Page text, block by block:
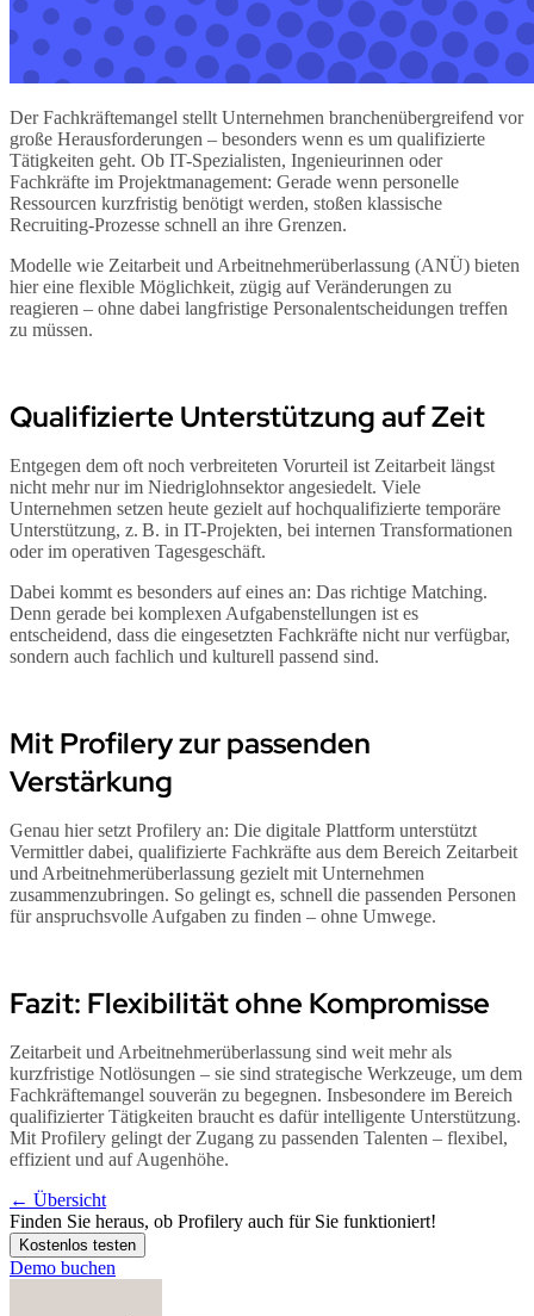
Der Fachkräftemangel stellt Unternehmen branchenübergreifend vor
große Herausforderungen – besonders wenn es um qualifizierte
Tätigkeiten geht. Ob IT-Spezialisten, Ingenieurinnen oder
Fachkräfte im Projektmanagement: Gerade wenn personelle
Ressourcen kurzfristig benötigt werden, stoßen klassische
Recruiting-Prozesse schnell an ihre Grenzen.
Modelle wie Zeitarbeit und Arbeitnehmerüberlassung (ANÜ) bieten
hier eine flexible Möglichkeit, zügig auf Veränderungen zu
reagieren – ohne dabei langfristige Personalentscheidungen treffen
zu müssen.
Qualifizierte Unterstützung auf Zeit
Entgegen dem oft noch verbreiteten Vorurteil ist Zeitarbeit längst
nicht mehr nur im Niedriglohnsektor angesiedelt. Viele
Unternehmen setzen heute gezielt auf hochqualifizierte temporäre
Unterstützung, z. B. in IT-Projekten, bei internen Transformationen
oder im operativen Tagesgeschäft.
Dabei kommt es besonders auf eines an: Das richtige Matching.
Denn gerade bei komplexen Aufgabenstellungen ist es
entscheidend, dass die eingesetzten Fachkräfte nicht nur verfügbar,
sondern auch fachlich und kulturell passend sind.
Mit Profilery zur passenden
Verstärkung
Genau hier setzt Profilery an: Die digitale Plattform unterstützt
Vermittler dabei, qualifizierte Fachkräfte aus dem Bereich Zeitarbeit
und Arbeitnehmerüberlassung gezielt mit Unternehmen
zusammenzubringen. So gelingt es, schnell die passenden Personen
für anspruchsvolle Aufgaben zu finden – ohne Umwege.
Fazit: Flexibilität ohne Kompromisse
Zeitarbeit und Arbeitnehmerüberlassung sind weit mehr als
kurzfristige Notlösungen – sie sind strategische Werkzeuge, um dem
Fachkräftemangel souverän zu begegnen. Insbesondere im Bereich
qualifizierter Tätigkeiten braucht es dafür intelligente Unterstützung.
Mit Profilery gelingt der Zugang zu passenden Talenten – flexibel,
effizient und auf Augenhöhe.
← Übersicht
Finden Sie heraus, ob Profilery auch für Sie funktioniert!
Kostenlos testen
Demo buchen